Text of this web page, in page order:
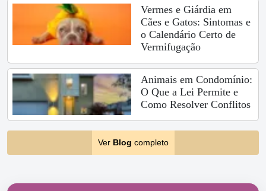
Vermes e Giárdia em
Cães e Gatos: Sintomas e
o Calendário Certo de
Vermifugação
Animais em Condomínio:
O Que a Lei Permite e
Como Resolver Conflitos
Ver Blog completo